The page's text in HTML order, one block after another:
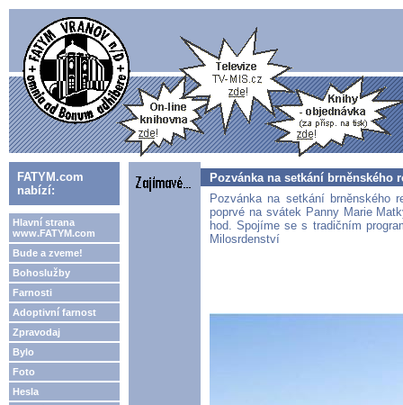
FATYM.com
nabízí:
Hlavní strana
www.FATYM.com
Bude a zveme!
Bohoslužby
Farnosti
Adoptivní farnost
Zpravodaj
Bylo
Foto
Hesla
Pozvánka na setkání brněnského
Pozvánka na setkání brněnského
poprvé na svátek Panny Marie
hod. Spojíme se s tradičním
Milosrdenství